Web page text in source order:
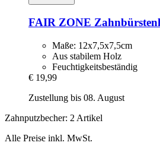
FAIR ZONE
Maße: 12x7,5x7,5cm
Aus stabilem Holz
Feuchtigkeitsbeständig
€ 19,99
Zustellung bis 08. August
Zahnputzbecher: 2 Artikel
Alle Preise inkl. MwSt.